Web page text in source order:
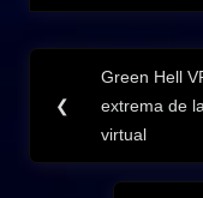
de
entradas
❮
Previous
Post:
Green Hell
extrema de
virtual